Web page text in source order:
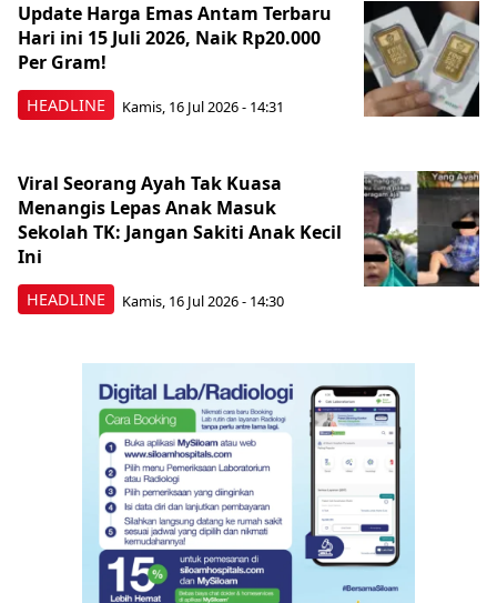
HEADLINE
Update Harga Emas Antam Terbaru
Hari ini 15 Juli 2026, Naik Rp20.000
Per Gram!
Kamis, 16 Jul 2026 - 14:31
HEADLINE
Viral Seorang Ayah Tak Kuasa
Menangis Lepas Anak Masuk
Sekolah TK: Jangan Sakiti Anak Kecil
Ini
Kamis, 16 Jul 2026 - 14:30